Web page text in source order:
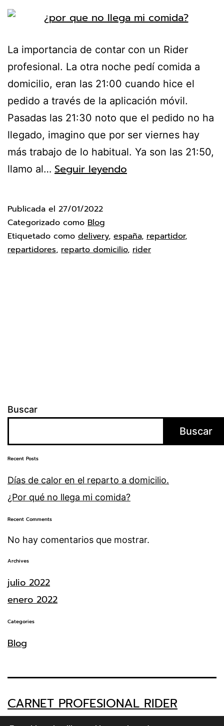
La importancia de contar con un Rider
profesional. La otra noche pedí comida a
domicilio, eran las 21:00 cuando hice el
pedido a través de la aplicación móvil.
Pasadas las 21:30 noto que el pedido no ha
llegado, imagino que por ser viernes hay
más trabajo de lo habitual. Ya son las 21:50,
llamo al… Seguir leyendo
Publicada el 27/01/2022
Categorizado como Blog
Etiquetado como delivery, españa, repartidor,
repartidores, reparto domicilio, rider
Buscar
Buscar
Recent Posts
Días de calor en el reparto a domicilio.
¿Por qué no llega mi comida?
Recent Comments
No hay comentarios que mostrar.
Archives
julio 2022
enero 2022
Categories
Blog
CARNET PROFESIONAL RIDER